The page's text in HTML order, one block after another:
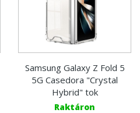
Samsung Galaxy Z Fold 5
5G Casedora "Crystal
Hybrid" tok
Raktáron